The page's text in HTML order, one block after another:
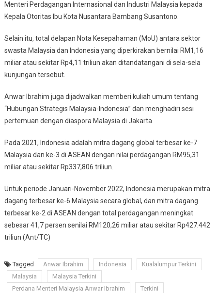
Menteri Perdagangan Internasional dan Industri Malaysia kepada
Kepala Otoritas Ibu Kota Nusantara Bambang Susantono.
Selain itu, total delapan Nota Kesepahaman (MoU) antara sektor
swasta Malaysia dan Indonesia yang diperkirakan bernilai RM1,16
miliar atau sekitar Rp4,11 triliun akan ditandatangani di sela-sela
kunjungan tersebut.
Anwar Ibrahim juga dijadwalkan memberi kuliah umum tentang
“Hubungan Strategis Malaysia-Indonesia” dan menghadiri sesi
pertemuan dengan diaspora Malaysia di Jakarta.
Pada 2021, Indonesia adalah mitra dagang global terbesar ke-7
Malaysia dan ke-3 di ASEAN dengan nilai perdagangan RM95,31
miliar atau sekitar Rp337,806 triliun.
Untuk periode Januari-November 2022, Indonesia merupakan mitra
dagang terbesar ke-6 Malaysia secara global, dan mitra dagang
terbesar ke-2 di ASEAN dengan total perdagangan meningkat
sebesar 41,7 persen senilai RM120,26 miliar atau sekitar Rp427.442
triliun (Ant/TC)
Tagged Anwar Ibrahim Indonesia
Kualalumpur Terkini
Malaysia
Malaysia Terkini
Perdana Menteri Malaysia Anwar Ibrahim
Terkini